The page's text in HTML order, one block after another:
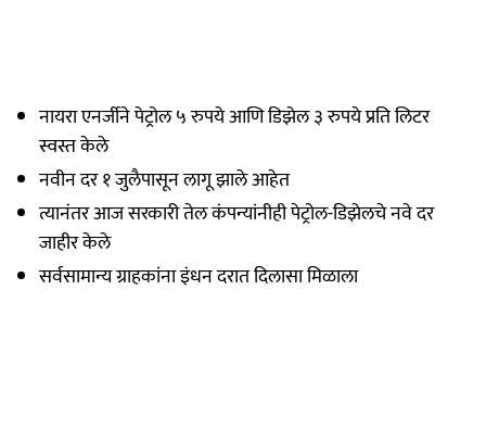
नायरा एनर्जीने पेट्रोल ५ रुपये आणि डिझेल ३ रुपये प्रति लिटर
स्वस्त केले
नवीन दर १ जुलैपासून लागू झाले आहेत
त्यानंतर आज सरकारी तेल कंपन्यांनीही पेट्रोल-डिझेलचे नवे दर
जाहीर केले
सर्वसामान्य ग्राहकांना इंधन दरात दिलासा मिळाला